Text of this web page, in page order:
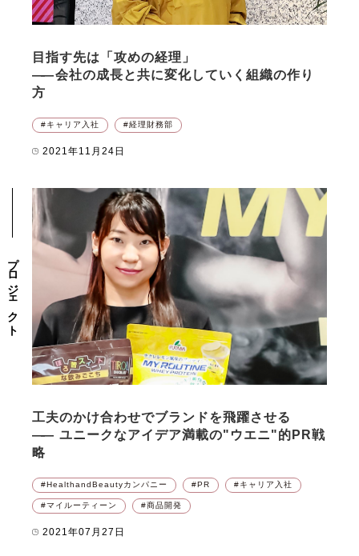
目指す先は「攻めの経理」
―― 会社の成長と共に変化していく組織の作り
方
キャリア入社 経理財務部
2021年11月24日
プロジェクト
工夫のかけ合わせでブランドを飛躍させる
――
ユニークなアイデア満載の"ウエニ"的PR戦
略
HealthandBeautyカンパニー PR キャリア入社
マイルーティーン 商品開発
2021年07月27日